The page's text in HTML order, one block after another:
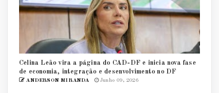
Celina Leão vira a página do CAD-DF e inicia nova fase
de economia, integração e desenvolvimento no DF
ANDERSON MIRANDA Junho 09, 2026